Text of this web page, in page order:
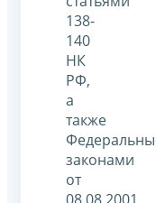
138-
140
НК
РФ,
а
также
законами
от